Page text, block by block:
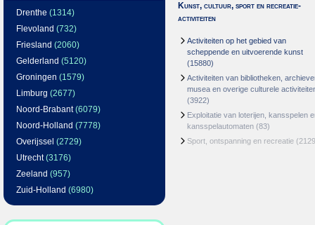
Drenthe (1314)
Flevoland (732)
Friesland (2060)
Gelderland (5120)
Groningen (1579)
Limburg (2677)
Noord-Brabant(6079)
Noord-Holland (7778)
Overijssel (2729)
Utrecht(3176)
Zeeland (957)
Zuid-Holland (6980)
Kunst, cultuur, sport en recreatie-
activiteiten
Activiteiten op het gebied van
scheppende en uitvoerende kunst
(15880)
Activiteiten van bibliotheken,
musea en overige culturele
(3922)
Exploitatie van loterijen, kansspelen
kansspelautomaten (83)
Sport, ontspanning en recreatie